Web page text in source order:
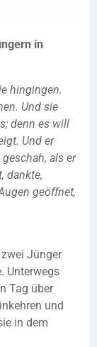
in
hingingen.
Und sie
denn es will
Und er
als er
dankte,
geöffnet,
Jünger
Unterwegs
Tag über
und
in dem